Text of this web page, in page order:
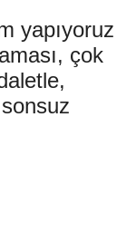
yapıyoruz
çok